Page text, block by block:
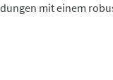
mit einem